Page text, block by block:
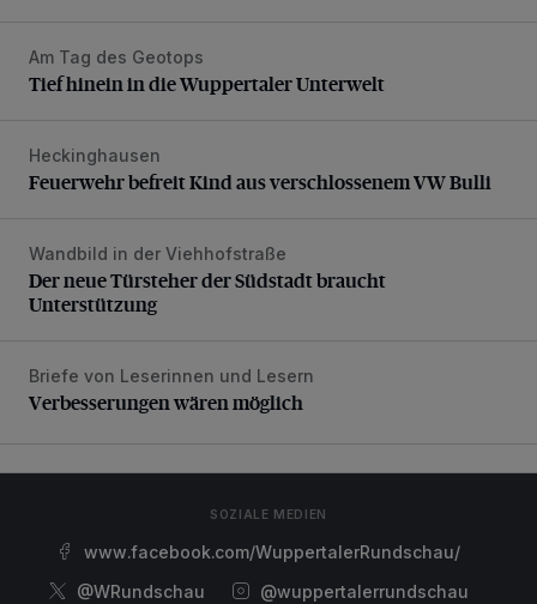
Tief hinein in die Wuppertaler Unterwelt
Am Tag des Geotops
Tief hinein in die Wuppertaler Unterwelt
Feuerwehr befreit Kind aus verschlossenem VW Bulli
Heckinghausen
Feuerwehr befreit Kind aus verschlossenem VW Bulli
Der neue Türsteher der Südstadt braucht Unterstützung
Wandbild in der Viehhofstraße
Der neue Türsteher der Südstadt braucht
Unterstützung
Verbesserungen wären möglich
Briefe von Leserinnen und Lesern
Verbesserungen wären möglich
SOZIALE MEDIEN
www.facebook.com/WuppertalerRundschau/
@WRundschau
@wuppertalerrundschau